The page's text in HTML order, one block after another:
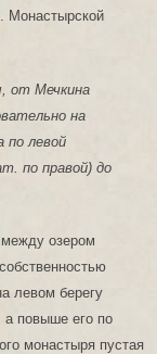
Монастырской
от Мечкина
на
по левой
по правой) до
озером
левом берегу
а повыше его по
монастыря пустая